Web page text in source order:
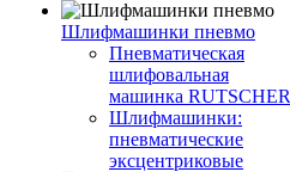
Шлифмашинки пневмо
Пневматическая
шлифовальная
машинка RUTSCHER
Шлифмашинки:
пневматические
эксцентриковые